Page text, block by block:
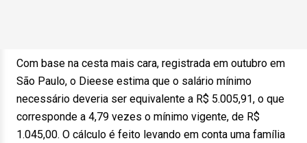
Com base na cesta mais cara, registrada em outubro em
São Paulo, o Dieese estima que o salário mínimo
necessário deveria ser equivalente a R$ 5.005,91, o que
corresponde a 4,79 vezes o mínimo vigente, de R$
1.045,00. O cálculo é feito levando em conta uma família